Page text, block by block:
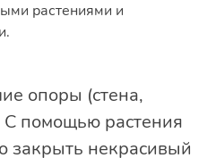
растениями и
опоры (стена,
С помощью растения
закрыть некрасивый